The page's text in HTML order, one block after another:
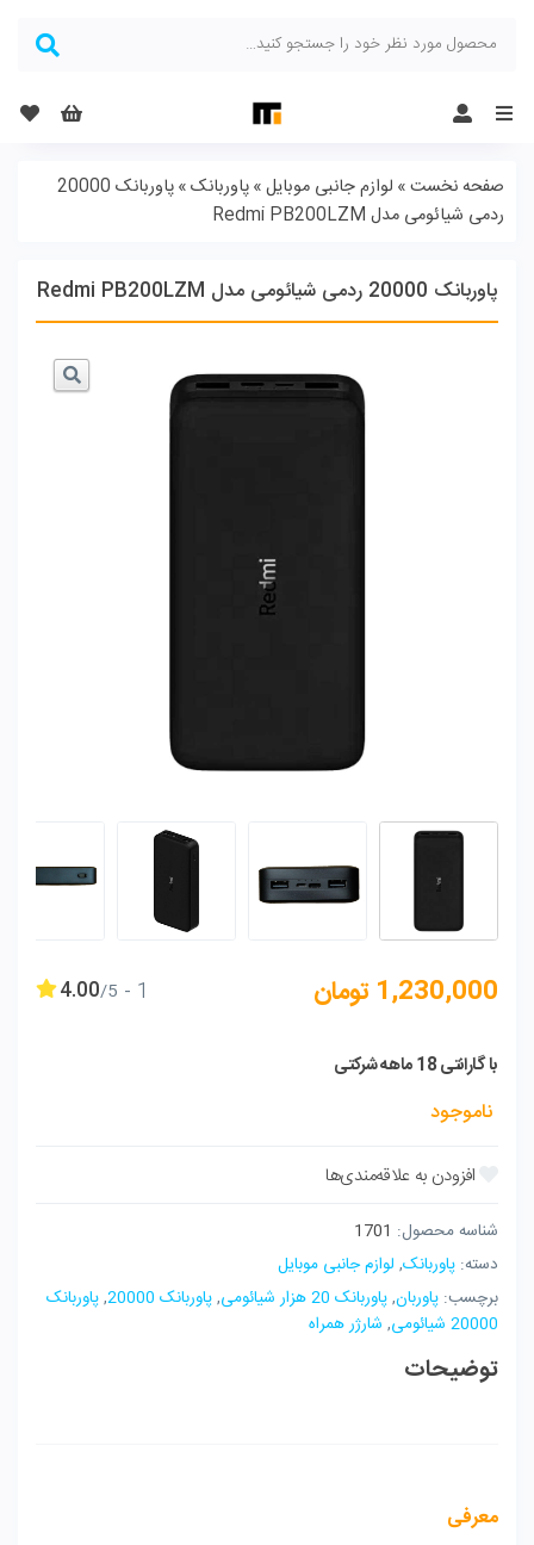
Menu
صفحه نخست» لوازم جانبی موبایل»پاوربانک»
پاوربانک 20000
ردمی شیائومی مدل Redmi PB200LZM
پاوربانک 20000 ردمی شیائومی مدل Redmi PB200LZM
4.00 1 1,230,000 تومان
با گارانتی 18 ماهه شرکتی
ناموجود
شناسه محصول: 1701
دسته: پاوربانک, لوازم جانبی موبایل
برچسب: پاوربان,پاوربانک 20 هزار شیائومی ,پاوربانک 20000 ,پاوربانک
20000 شیائومی
, شارژر همراه
توضیحات
معرفی